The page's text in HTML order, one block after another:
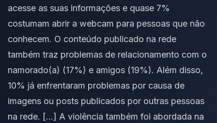
acesse as suas informações e quase 7%
costumam abrir a webcam para pessoas que não
conhecem. O conteúdo publicado na rede
também traz problemas de relacionamento com o
namorado(a) (17%) e amigos (19%). Além disso,
10% já enfrentaram problemas por causa de
imagens ou posts publicados por outras pessoas
na rede. […] A violência também foi abordada na